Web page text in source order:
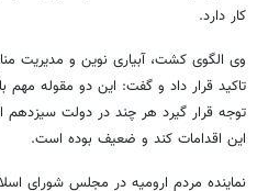
کار دارد.
وی الگوی کشت، آبیاری نوین و مدیریت
تاکید قرار داد و گفت: این دو مقوله مهم
توجه قرار گیرد هر چند در دولت سیزدهم
این اقدامات کند و ضعیف بوده است.
نماینده مردم ارومیه در مجلس شورای